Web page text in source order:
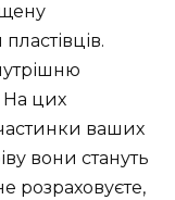
На цих
ваших
вони стануть
розраховуєте,